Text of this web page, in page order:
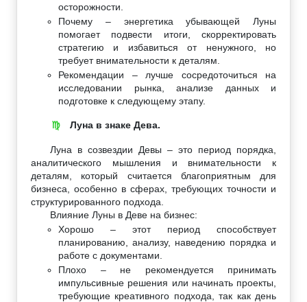
осторожности.
Почему – энергетика убывающей Луны
помогает подвести итоги, скорректировать
стратегию и избавиться от ненужного, но
требует внимательности к деталям.
Рекомендации – лучше сосредоточиться на
исследовании рынка, анализе данных и
подготовке к следующему этапу.
♍ Луна в знаке Дева.
Луна в созвездии Девы – это период порядка,
аналитического мышления и внимательности к
деталям, который считается благоприятным для
бизнеса, особенно в сферах, требующих точности и
структурированного подхода.
Влияние Луны в Деве на бизнес:
Хорошо – этот период способствует
планированию, анализу, наведению порядка и
работе с документами.
Плохо – не рекомендуется принимать
импульсивные решения или начинать проекты,
требующие креативного подхода, так как день